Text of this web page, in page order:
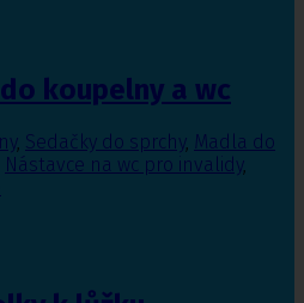
koupelny a wc
, Sedačky do sprchy, Madla do
Nástavce na wc pro invalidy,